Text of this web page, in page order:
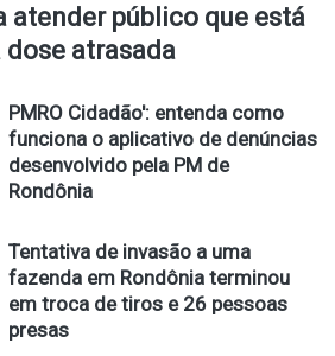
atender público que está
dose atrasada
PMRO Cidadão': entenda como
funciona o aplicativo de denúncias
desenvolvido pela PM de
Rondônia
Tentativa de invasão a uma
fazenda em Rondônia terminou
em troca de tiros e 26 pessoas
presas